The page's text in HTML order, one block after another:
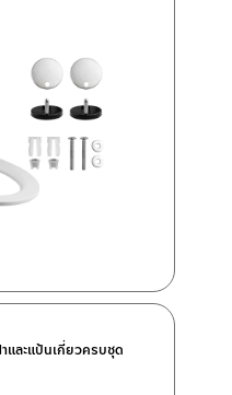
ละแป้นเกี่ยวครบชุด